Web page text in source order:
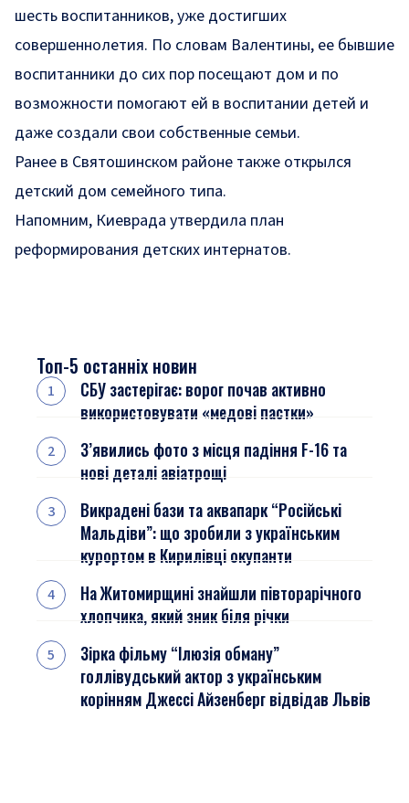
шесть воспитанников, уже достигших
совершеннолетия. По словам Валентины, ее бывшие
воспитанники до сих пор посещают дом и по
возможности помогают ей в воспитании детей и
даже создали свои собственные семьи.
Ранее в Святошинском районе также открылся
детский дом семейного типа.
Напомним, Киеврада утвердила план
реформирования детских интернатов.
Топ-5 останніх новин
СБУ застерігає: ворог почав активно
використовувати «медові пастки»
З’явились фото з місця падіння F-16 та
нові деталі авіатрощі
Викрадені бази та аквапарк “Російські
Мальдіви”: що зробили з українським
курортом в Кирилівці окупанти
На Житомирщині знайшли півторарічного
хлопчика, який зник біля річки
Зірка фільму “Ілюзія обману”
голлівудський актор з українським
корінням Джессі Айзенберг відвідав Львів